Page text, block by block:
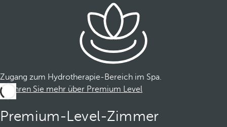
Zugang zum Hydrotherapie-Bereich im Spa.
Erfahren Sie mehr über Premium Level
Premium-Level-Zimmer